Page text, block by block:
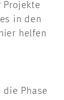
Projekte
in den
helfen
Phase